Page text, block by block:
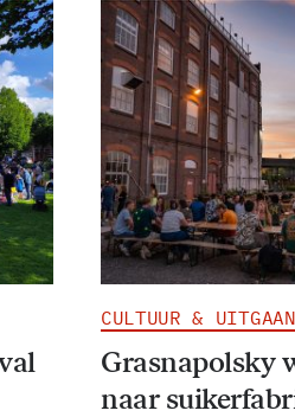
CULTUUR & UITGAAN
Grasnapolsky
naar